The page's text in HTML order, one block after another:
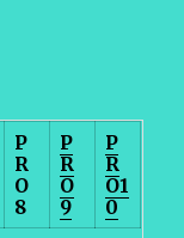
P
R
O
8
P
R
O
9
P
R
O1
0